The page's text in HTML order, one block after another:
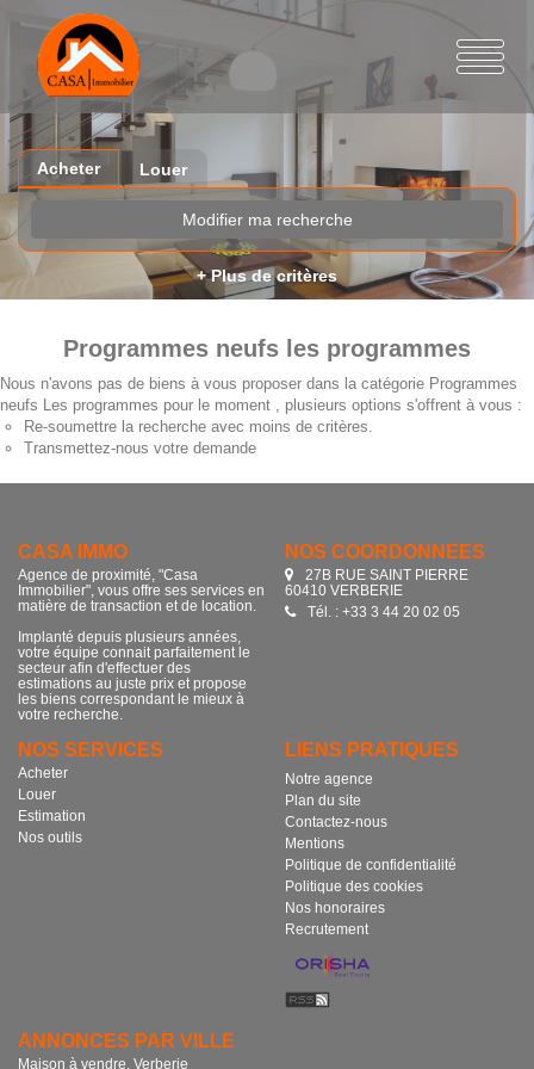
Acheter Louer
Modifier ma recherche
+ Plus de critères
Programmes neufs les programmes
Nous n'avons pas de biens à vous proposer dans la catégorie Programmes
neufs Les programmes pour le moment , plusieurs options s'offrent à vous :
Re-soumettre la recherche avec moins de critères.
Transmettez-nous votre demande
CASA IMMO
Agence de proximité, "Casa
Immobilier", vous offre ses services en
matière de transaction et de location.
Implanté depuis plusieurs années,
votre équipe connait parfaitement le
secteur afin d'effectuer des
estimations au juste prix et propose
les biens correspondant le mieux à
votre recherche.
NOS COORDONNÉES
27B RUE SAINT PIERRE
60410 VERBERIE
Tél. : +33 3 44 20 02 05
NOS SERVICES
Acheter
Louer
Estimation
Nos outils
LIENS PRATIQUES
Notre agence
Plan du site
Contactez-nous
Mentions
Politique de confidentialité
Politique des cookies
Nos honoraires
Recrutement
ANNONCES PAR VILLE
Maison à vendre, Verberie